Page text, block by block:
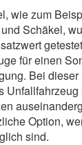
wie zum
Schäkel,
für einen
Bei
Unfallfahrzeug
Option,
sind.